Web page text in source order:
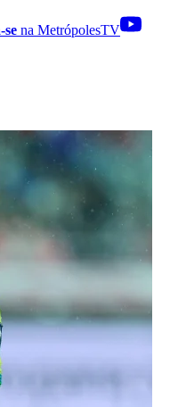
se na MetrópolesTV